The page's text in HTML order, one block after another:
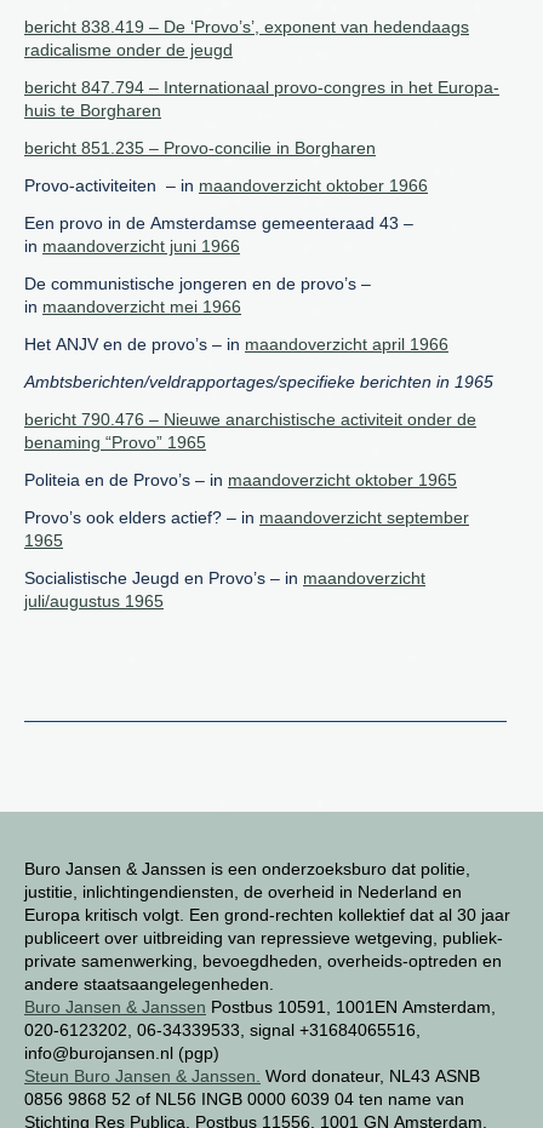
Buro Jansen & Janssen is een onderzoeksburo dat politie,
justitie, inlichtingendiensten, de overheid in Nederland en
Europa kritisch volgt. Een grond-rechten kollektief dat al 30 jaar
publiceert over uitbreiding van repressieve wetgeving, publiek-
private samenwerking, bevoegdheden, overheids-optreden en
andere staatsaangelegenheden.
Buro Jansen & Janssen Postbus 10591, 1001EN Amsterdam,
020-6123202, 06-34339533, signal +31684065516,
info@burojansen.nl (pgp)
Steun Buro Jansen & Janssen. Word donateur, NL43 ASNB
0856 9868 52 of NL56 INGB 0000 6039 04 ten name van
Stichting Res Publica, Postbus 11556, 1001 GN Amsterdam.
bericht 838.419 – De ‘Provo’s’, exponent van hedendaags
radicalisme onder de jeugd
bericht 847.794 – Internationaal provo-congres in het Europa-
huis te Borgharen
bericht 851.235 – Provo-concilie in Borgharen
Provo-activiteiten – in maandoverzicht oktober 1966
Een provo in de Amsterdamse gemeenteraad 43 –
in maandoverzicht juni 1966
De communistische jongeren en de provo’s –
in maandoverzicht mei 1966
Het ANJV en de provo’s – in maandoverzicht april 1966
Ambtsberichten/veldrapportages/specifieke berichten in 1965
bericht 790.476 – Nieuwe anarchistische activiteit onder de
benaming “Provo” 1965
Politeia en de Provo’s – in maandoverzicht oktober 1965
Provo’s ook elders actief? – in maandoverzicht september
1965
Socialistische Jeugd en Provo’s – in maandoverzicht
juli/augustus 1965